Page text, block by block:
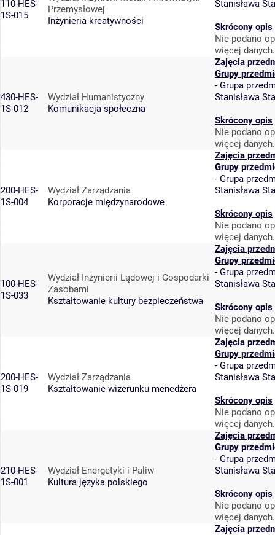
110-HES-
1S-015
Przemysłowej
Inżynieria kreatywności
Stanisława
Skrócony opis
Nie podano
więcej danych.
430-HES-
1S-012
Wydział Humanistyczny
Komunikacja społeczna
Zajęcia
Grupy
- Grupa
Stanisława
Skrócony opis
Nie podano
więcej danych.
200-HES-
1S-004
Wydział Zarządzania
Korporacje międzynarodowe
Zajęcia
Grupy
- Grupa
Stanisława
Skrócony opis
Nie podano
więcej danych.
100-HES-
1S-033
Wydział Inżynierii Lądowej i Gospodarki
Zasobami
Kształtowanie kultury bezpieczeństwa
Zajęcia
Grupy
- Grupa
Stanisława
Skrócony opis
Nie podano
więcej danych.
200-HES-
1S-019
Wydział Zarządzania
Kształtowanie wizerunku menedżera
Zajęcia
Grupy
- Grupa
Stanisława
Skrócony opis
Nie podano
więcej danych.
210-HES-
1S-001
Wydział Energetyki i Paliw
Kultura języka polskiego
Zajęcia
Grupy
- Grupa
Stanisława
Skrócony opis
Nie podano
więcej danych.
Zajęcia